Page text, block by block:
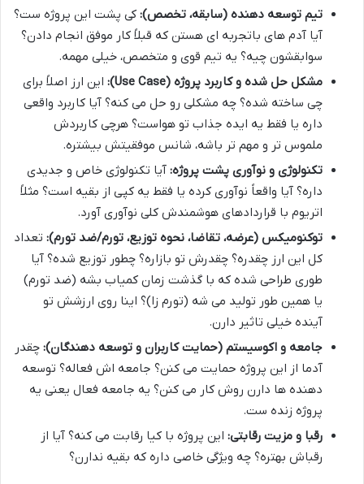
تیم توسعه دهنده (سابقه، تخصص): کی پشت این پروژه ست؟
آیا آدم های باتجربه ای هستن که قبلاً کار موفق انجام دادن؟
سوابقشون چیه؟ یه تیم قوی و متخصص، خیلی مهمه.
مشکل حل شده و کاربرد پروژه (Use Case):
این ارز اصلاً برای
چی ساخته شده؟ چه مشکلی رو حل می کنه؟ آیا کاربرد واقعی
داره یا فقط یه ایده جذاب تو هواست؟ هرچی کاربردش
ملموس تر و مهم تر باشه، شانس موفقیتش بیشتره.
تکنولوژی و نوآوری پشت پروژه: آیا تکنولوژی خاص و جدیدی
داره؟ آیا واقعاً نوآوری کرده یا فقط یه کپی از بقیه است؟ مثلاً
اتریوم با قراردادهای هوشمندش کلی نوآوری آورد.
توکنومیکس (عرضه، تقاضا، نحوه توزیع، تورم/ضد تورم): تعداد
کل این ارز چقدره؟ چقدرش تو بازاره؟ چطور توزیع شده؟ آیا
طوری طراحی شده که با گذشت زمان کمیاب بشه (ضد تورم)
یا همین طور تولید می شه (تورم زا)؟ اینا روی ارزشش تو
آینده خیلی تاثیر دارن.
جامعه و اکوسیستم (حمایت کاربران و توسعه دهندگان): چقدر
آدما از این پروژه حمایت می کنن؟ جامعه اش فعاله؟ توسعه
دهنده ها دارن روش کار می کنن؟ یه جامعه فعال یعنی یه
پروژه زنده ست.
رقبا و مزیت رقابتی: این پروژه با کیا رقابت می کنه؟ آیا از
رقباش بهتره؟ چه ویژگی خاصی داره که بقیه ندارن؟